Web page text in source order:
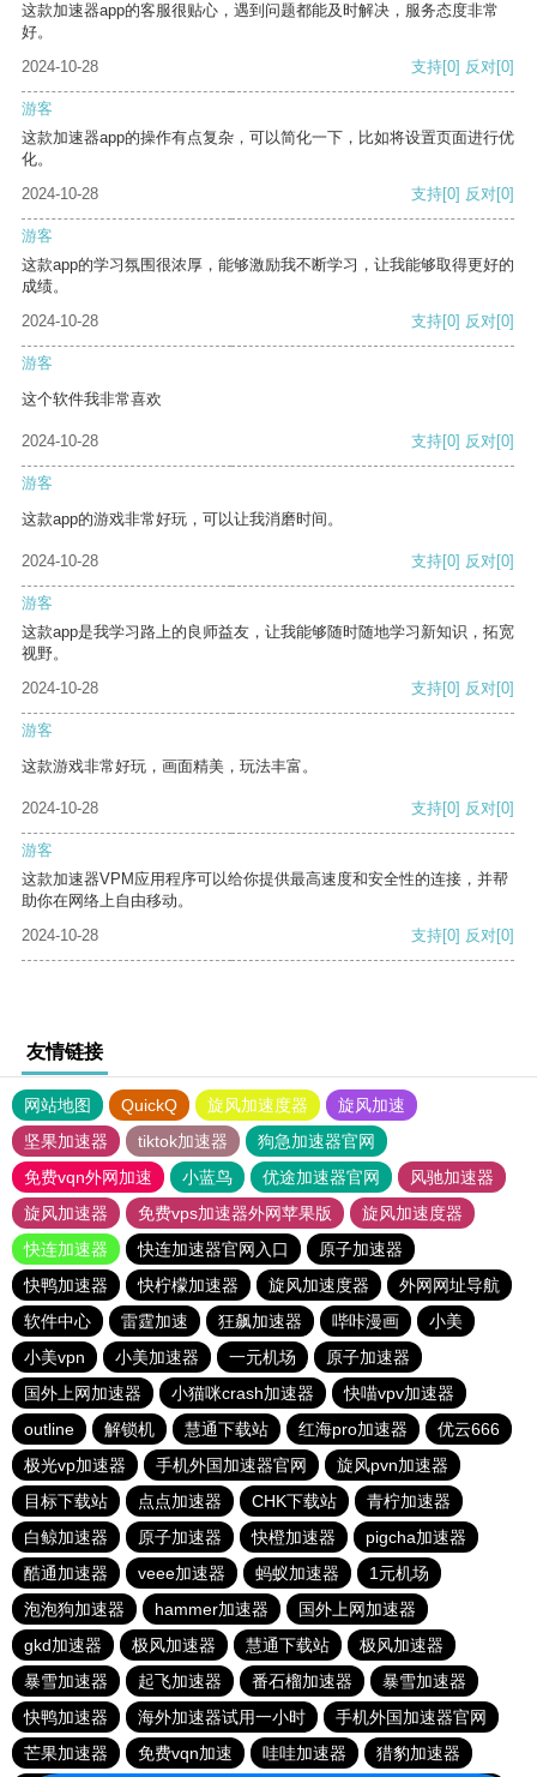
这款加速器app的客服很贴心，遇到问题都能及时解决，服务态度非常
好。
2024-10-28
支持[0] 反对[0]
游客
这款加速器app的操作有点复杂，可以简化一下，比如将设置页面进行优
化。
2024-10-28
支持[0] 反对[0]
游客
这款app的学习氛围很浓厚，能够激励我不断学习，让我能够取得更好的
成绩。
2024-10-28
支持[0] 反对[0]
游客
这个软件我非常喜欢
2024-10-28 支持[0] 反对[0]
游客
这款app的游戏非常好玩，可以让我消磨时间。
2024-10-28 支持[0] 反对[0]
游客
这款app是我学习路上的良师益友，让我能够随时随地学习新知识，拓宽
视野。
2024-10-28
支持[0] 反对[0]
游客
这款游戏非常好玩，画面精美，玩法丰富。
2024-10-28 支持[0] 反对[0]
游客
这款加速器VPM应用程序可以给你提供最高速度和安全性的连接，并帮
助你在网络上自由移动。
2024-10-28
支持[0] 反对[0]
友情链接
网站地图 QuickQ 旋风加速度器
旋风加速
坚果加速器
tiktok加速器
狗急加速器官网
免费vqn外网加速
小蓝鸟 优途加速器官网
风驰加速器
旋风加速器
免费vps加速器外网苹果版
旋风加速度器
快连加速器
快连加速器官网入口
原子加速器
快鸭加速器
快柠檬加速器 旋风加速度器
外网网址导航
软件中心
雷霆加速 狂飙加速器 哔咔漫画
小美
小美vpn
小美加速器 一元机场
原子加速器
国外上网加速器
小猫咪crash加速器
快喵vpv加速器
outline
解锁机 慧通下载站 红海pro加速器
优云666
极光vp加速器
手机外国加速器官网
旋风pvn加速器
目标下载站
点点加速器 CHK下载站
青柠加速器
白鲸加速器
原子加速器 快橙加速器
pigcha加速器
酷通加速器
veee加速器 蚂蚁加速器
1元机场
泡泡狗加速器
hammer加速器
国外上网加速器
gkd加速器
极风加速器 慧通下载站
极风加速器
暴雪加速器
起飞加速器 番石榴加速器
暴雪加速器
快鸭加速器
海外加速器试用一小时
手机外国加速器官网
芒果加速器
免费vqn加速 哇哇加速器 猎豹加速器